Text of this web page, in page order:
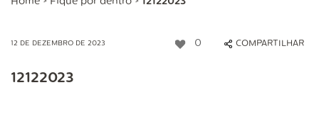
12 DE DEZEMBRO DE 2023 0 COMPARTILHAR
12122023